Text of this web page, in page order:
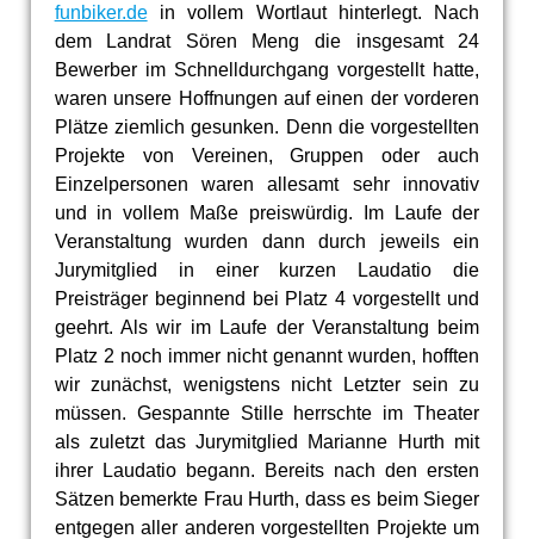
funbiker.dein vollem Wortlaut hinterlegt. Nach
dem Landrat Sören Meng die insgesamt 24
Bewerber im Schnelldurchgang vorgestellt hatte,
waren unsere Hoffnungen auf einen der vorderen
Plätze ziemlich gesunken. Denn die vorgestellten
Projekte von Vereinen, Gruppen oder auch
Einzelpersonen waren allesamt sehr innovativ
und in vollem Maße preiswürdig. Im Laufe der
Veranstaltung wurden dann durch jeweils ein
Jurymitglied in einer kurzen Laudatio die
Preisträger beginnend bei Platz 4 vorgestellt und
geehrt. Als wir im Laufe der Veranstaltung beim
Platz 2 noch immer nicht genannt wurden, hofften
wir zunächst, wenigstens nicht Letzter sein zu
müssen. Gespannte Stille herrschte im Theater
als zuletzt das Jurymitglied Marianne Hurth mit
ihrer Laudatio begann. Bereits nach den ersten
Sätzen bemerkte Frau Hurth, dass es beim Sieger
entgegen aller anderen vorgestellten Projekte um